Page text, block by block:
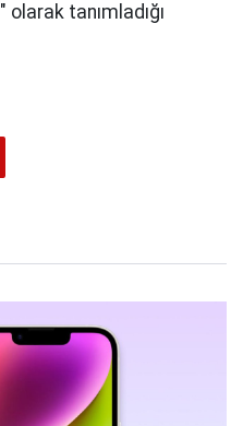
" olarak tanımladığı